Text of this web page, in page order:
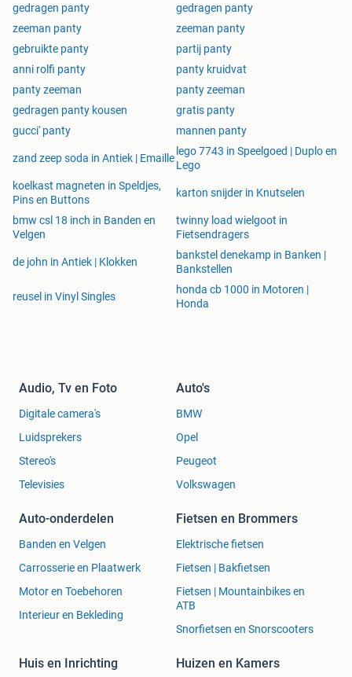
gedragen panty
gedragen panty
zeeman panty
zeeman panty
gebruikte panty
partij panty
anni rolfi panty
panty kruidvat
panty zeeman
panty zeeman
gedragen panty kousen
gratis panty
gucci' panty
mannen panty
zand zeep soda in Antiek | Emaille
lego 7743 in Speelgoed | Duplo en
Lego
koelkast magneten in Speldjes,
Pins en Buttons
karton snijder in Knutselen
bmw csl 18 inch in Banden en
Velgen
twinny load wielgoot in
Fietsendragers
de john in Antiek | Klokken
bankstel denekamp in Banken |
Bankstellen
reusel in Vinyl Singles
honda cb 1000 in Motoren |
Honda
Audio, Tv en Foto
Digitale camera's
Luidsprekers
Stereo's
Televisies
Auto's
BMW
Opel
Peugeot
Volkswagen
Auto-onderdelen
Banden en Velgen
Carrosserie en Plaatwerk
Motor en Toebehoren
Interieur en Bekleding
Fietsen en Brommers
Elektrische fietsen
Fietsen | Bakfietsen
Fietsen | Mountainbikes en
ATB
Snorfietsen en Snorscooters
Huis en Inrichting Huizen en Kamers